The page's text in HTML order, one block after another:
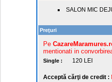
SALON MIC
Preţuri
Pe
mentionati in
Single : 120 LEI
Acceptă cărţi de credit :